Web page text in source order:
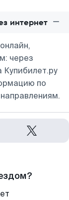
интернет
через
Купибилет.ру
по